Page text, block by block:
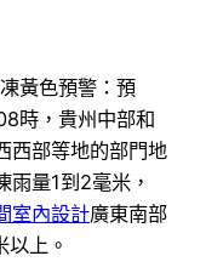
黃色預警：預
時，貴州中部和
西部等地的部門地
雨量1到2毫米，
室內設計廣東南部
上。